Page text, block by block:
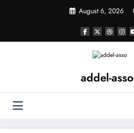
August 6, 2026
addel-asso